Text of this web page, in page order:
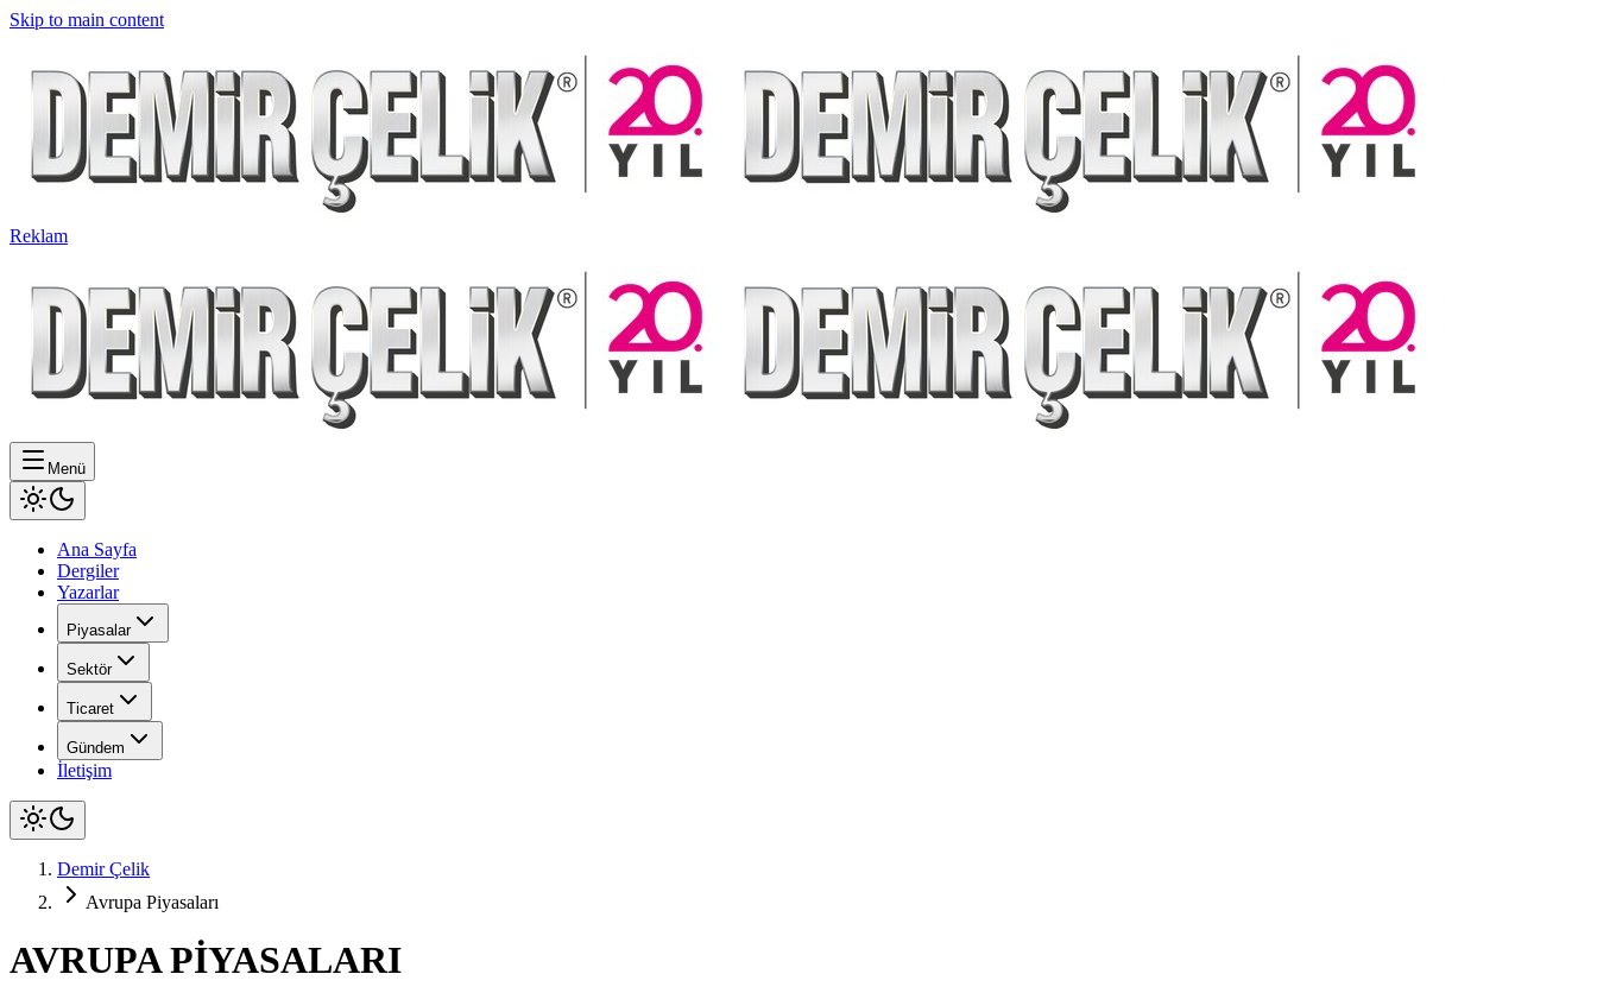
Skip to main content
Reklam
Menü
Ana Sayfa
Dergiler
Yazarlar
Piyasalar
Sektör
Ticaret
Gündem
İletişim
Demir Çelik
Avrupa Piyasaları
AVRUPA PİYASALARI